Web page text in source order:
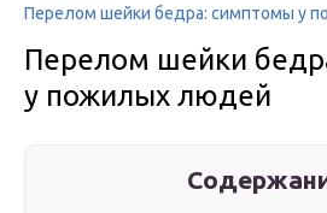
Перелом шейки бедра: симптомы у
Перелом шейки
у пожилых людей